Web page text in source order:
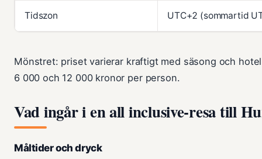
Tidszon UTC+2 (sommartid
Mönstret: priset varierar kraftigt med säsong och
6 000 och 12 000 kronor per person.
Vad ingår i en all inclusive-resa till
Måltider och dryck